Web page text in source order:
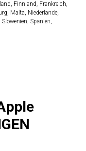
Finnland, Frankreich,
Malta, Niederlande,
Spanien,